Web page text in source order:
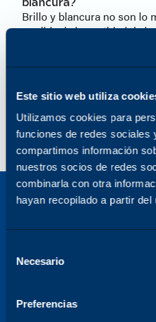
Este sitio web utiliza
Utilizamos cookies para
funciones de redes sociales
compartimos información
nuestros socios de redes
combinarla con otra
hayan recopilado a partir
delNecesario
Preferencias
Brillo y blancura no son lo
medida de la cantidad de
espectro: la calidad de la luz.
Seguir leyendo